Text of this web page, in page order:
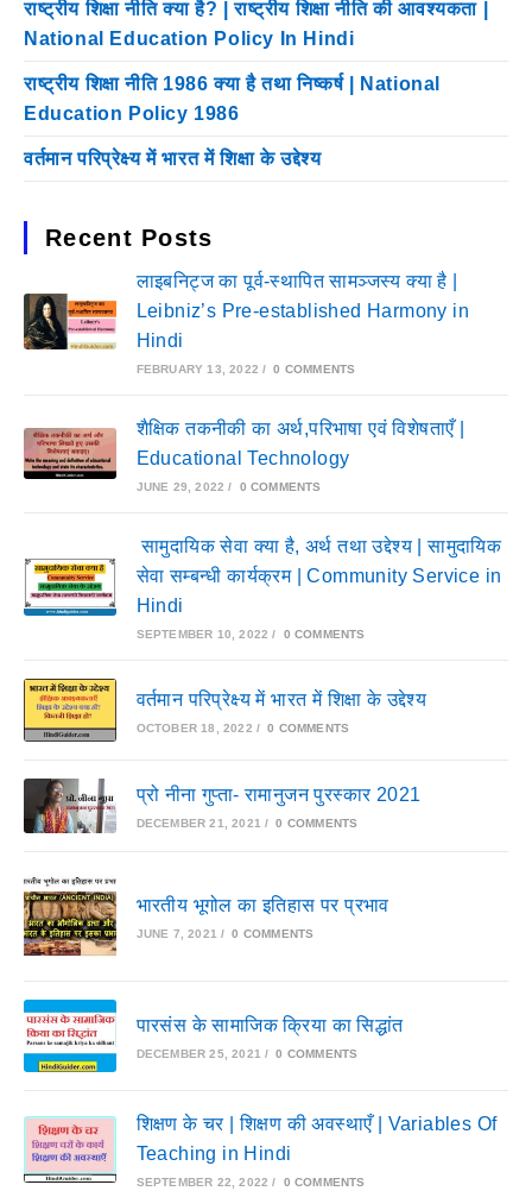
राष्ट्रीय शिक्षा नीति क्या है? | राष्ट्रीय शिक्षा नीति की आवश्यकता |
National Education Policy In Hindi
राष्ट्रीय शिक्षा नीति 1986 क्या है तथा निष्कर्ष | National
Education Policy 1986
वर्तमान परिप्रेक्ष्य में भारत में शिक्षा के उद्देश्य
Recent Posts
लाइबनिट्ज का पूर्व-स्थापित सामञ्जस्य क्या है |
Leibniz’s Pre-established Harmony in
Hindi
FEBRUARY 13, 2022 / 0 COMMENTS
शैक्षिक तकनीकी का अर्थ,परिभाषा एवं विशेषताएँ |
Educational Technology
JUNE 29, 2022 / 0 COMMENTS
सामुदायिक सेवा क्या है, अर्थ तथा उद्देश्य | सामुदायिक
सेवा सम्बन्धी कार्यक्रम | Community Service in
Hindi
SEPTEMBER 10, 2022 / 0 COMMENTS
वर्तमान परिप्रेक्ष्य में भारत में शिक्षा के उद्देश्य
OCTOBER 18, 2022 / 0 COMMENTS
प्रो नीना गुप्ता- रामानुजन पुरस्कार 2021
DECEMBER 21, 2021 / 0 COMMENTS
भारतीय भूगोल का इतिहास पर प्रभाव
JUNE 7, 2021 / 0 COMMENTS
पारसंस के सामाजिक क्रिया का सिद्धांत
DECEMBER 25, 2021 / 0 COMMENTS
शिक्षण के चर | शिक्षण की अवस्थाएँ | Variables Of
Teaching in Hindi
SEPTEMBER 22, 2022 / 0 COMMENTS